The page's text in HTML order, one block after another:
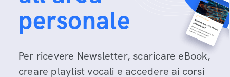
personale
Per ricevere Newsletter, scaricare eBook,
creare playlist vocali e accedere ai corsi